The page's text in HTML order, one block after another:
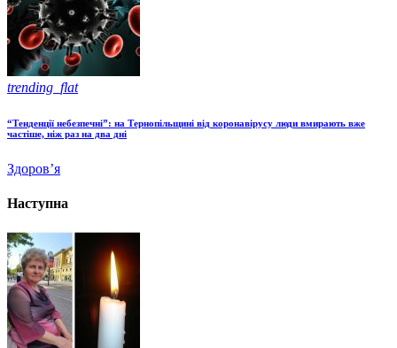
trending_flat
“Тенденції небезпечні”: на Тернопільщині від коронавірусу люди вмирають вже
частіше, ніж раз на два дні
Здоров’я
Наступна